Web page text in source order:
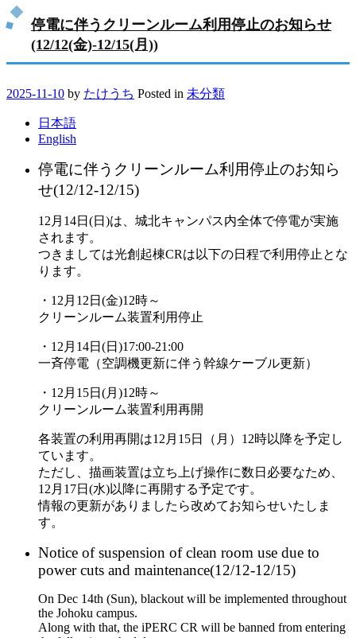
停電に伴うクリーンルーム利用停止のお知らせ
(12/12(金)-12/15(月))
2025-11-10 by たけうち Posted in 未分類
日本語
English
停電に伴うクリーンルーム利用停止のお知ら
せ(12/12-12/15)
12月14日(日)は、城北キャンパス内全体で停電が実施
されます。
つきましては光創起棟CRは以下の日程で利用停止とな
ります。
・12月12日(金)12時～
クリーンルーム装置利用停止
・12月14日(日)17:00-21:00
一斉停電（空調機更新に伴う幹線ケーブル更新）
・12月15日(月)12時～
クリーンルーム装置利用再開
各装置の利用再開は12月15日（月）12時以降を予定し
ています。
ただし、描画装置は立ち上げ操作に数日必要なため、
12月17日(水)以降に再開する予定です。
情報の更新がありましたら改めてお知らせいたしま
す。
Notice of suspension of clean room use due to
power cuts and maintenance(12/12-12/15)
On Dec 14th (Sun), blackout will be implemented throughout
the Johoku campus.
Along with that, the iPERC CR will be banned from entering